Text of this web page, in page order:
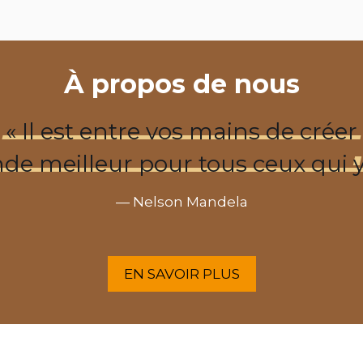
À propos de nous
« Il est entre vos mains de créer
meilleur pour tous ceux qui
— Nelson Mandela
EN SAVOIR PLUS